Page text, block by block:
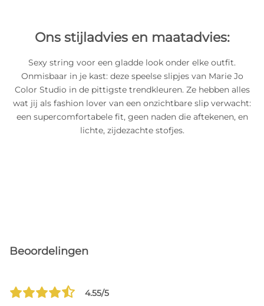
Ons stijladvies en maatadvies:
Sexy string voor een gladde look onder elke outfit.
Onmisbaar in je kast: deze speelse slipjes van Marie Jo
Color Studio in de pittigste trendkleuren. Ze hebben alles
wat jij als fashion lover van een onzichtbare slip verwacht:
een supercomfortabele fit, geen naden die aftekenen, en
lichte, zijdezachte stofjes.
Beoordelingen
4.55/5